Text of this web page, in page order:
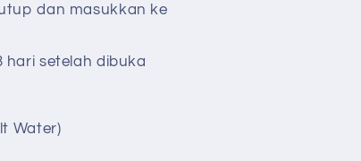
dan masukkan ke
hari setelah dibuka
Water)